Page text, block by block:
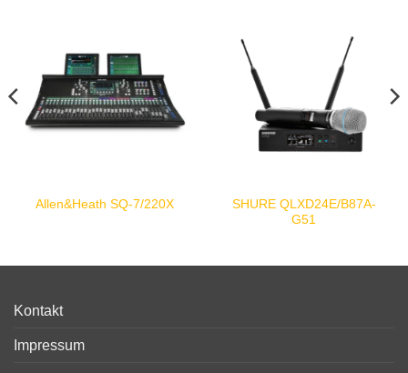
Allen&Heath SQ-7/220X
SHURE QLXD24E/B87A-
G51
Kontakt
Impressum